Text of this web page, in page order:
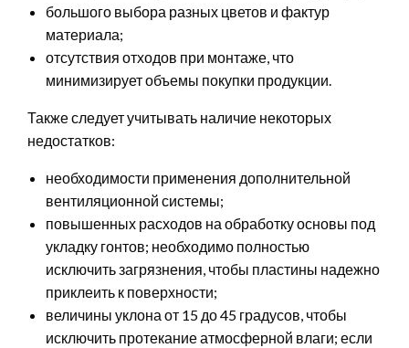
большого выбора разных цветов и фактур
материала;
отсутствия отходов при монтаже, что
минимизирует объемы покупки продукции.
Также следует учитывать наличие некоторых
недостатков:
необходимости применения дополнительной
вентиляционной системы;
повышенных расходов на обработку основы под
укладку гонтов; необходимо полностью
исключить загрязнения, чтобы пластины надежно
приклеить к поверхности;
величины уклона от 15 до 45 градусов, чтобы
исключить протекание атмосферной влаги; если